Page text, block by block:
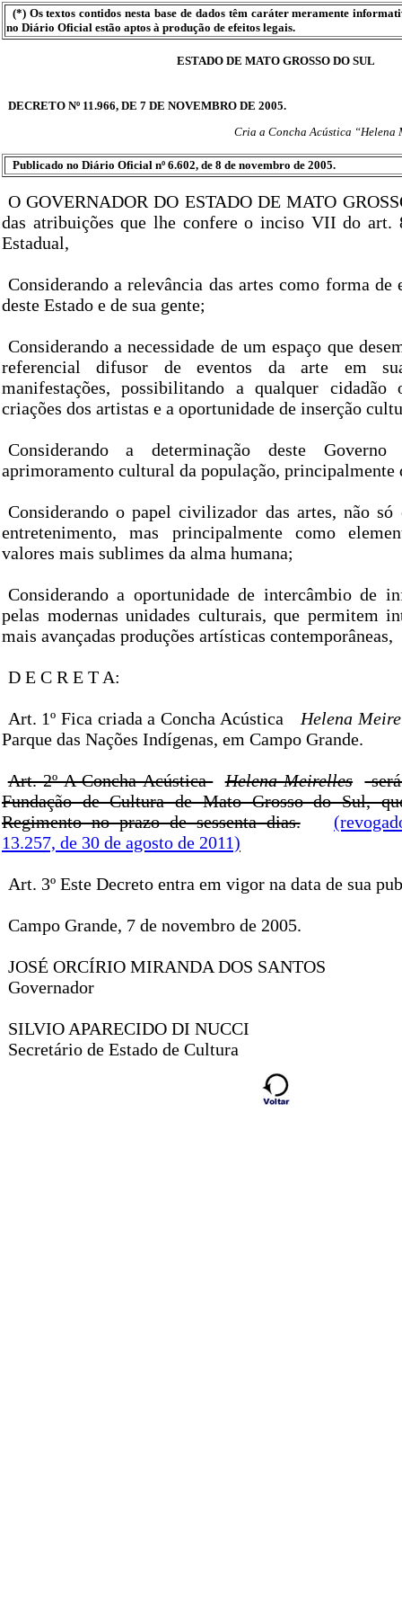
(*) Os textos contidos nesta base de dados têm caráter meramente
no Diário Oficial estão aptos à produção de efeitos legais.
ESTADO DE MATO GROSSO DO SUL
DECRETO Nº 11.966, DE 7 DE NOVEMBRO DE 2005.
Cria a Concha Acústica “Helena
Publicado no Diário Oficial nº 6.602, de 8 de novembro de 2005.
O GOVERNADOR DO ESTADO DE MATO
das atribuições que lhe confere o inciso VII do art.
Estadual,
Considerando a relevância das artes como forma de
deste Estado e de sua gente;
Considerando a necessidade de um espaço que
referencial difusor de eventos da arte em
manifestações, possibilitando a qualquer
criações dos artistas e a oportunidade de inserção
Considerando a determinação deste
aprimoramento cultural da população, principalmente
Considerando o papel civilizador das artes, não só
entretenimento, mas principalmente como
valores mais sublimes da alma humana;
Considerando a oportunidade de intercâmbio de
pelas modernas unidades culturais, que permitem
mais avançadas produções artísticas contemporâneas,
D E C R E T A:
Art. 1º Fica criada a Concha Acústica
Helena
Parque das Nações Indígenas, em Campo Grande.
Art. 2º A Concha Acústica Helena Meirelles
Fundação de Cultura de Mato Grosso do Sul,
Regimento no prazo de sessenta dias.
13.257, de 30 de agosto de 2011)
Art. 3º Este Decreto entra em vigor na data de sua
Campo Grande, 7 de novembro de 2005.
JOSÉ ORCÍRIO MIRANDA DOS SANTOS
Governador
SILVIO APARECIDO DI NUCCI
Secretário de Estado de Cultura